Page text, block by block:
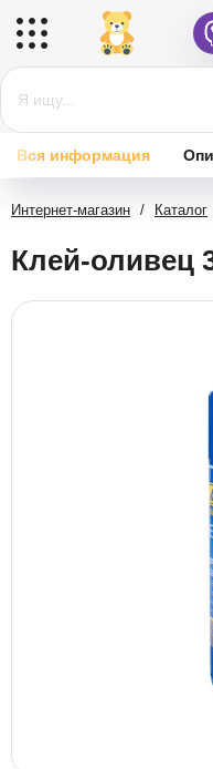
Вся информация
Интернет-магазин / Каталог
Клей-оливец